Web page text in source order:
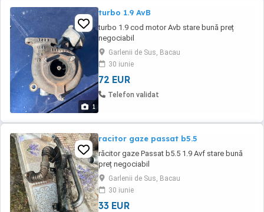
1
turbo 1.9 AvB
turbo 1.9 cod motor Avb stare bună preț
negociabil
Garlenii de Sus, Bacau
30 iunie
72 EUR
Telefon validat
racitor gaze passat b5.5
răcitor gaze Passat b5.5 1.9 Avf stare bună
preț negociabil
Garlenii de Sus, Bacau
30 iunie
33 EUR